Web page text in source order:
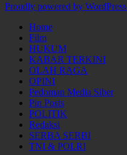
Proudly powered by WordPress
Home
Film
HUKUM
KABAR TERKINI
OLAH RAGA
OPINI
Pedoman Media Siber
Pin Posts
POLITIK
Redaksi
SERBA SERBI
TNI & POLRI